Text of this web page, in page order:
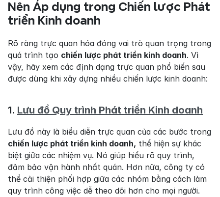
Nên Áp dụng trong Chiến lược Phát
triển Kinh doanh
Rõ ràng trực quan hóa đóng vai trò quan trọng trong
quá trình tạo chiến lược phát triển kinh doanh. Vì
vậy, hãy xem các định dạng trực quan phổ biến sau
được dùng khi xây dựng nhiều chiến lược kinh doanh:
1. Lưu đồ Quy trình Phát triển Kinh doanh
chiến lược phát triển kinh doanh, thể hiện sự khác
biệt giữa các nhiệm vụ. Nó giúp hiểu rõ quy trình,
đảm bảo vận hành nhất quán. Hơn nữa, công ty có
thể cải thiện phối hợp giữa các nhóm bằng cách làm
quy trình công việc dễ theo dõi hơn cho mọi người.